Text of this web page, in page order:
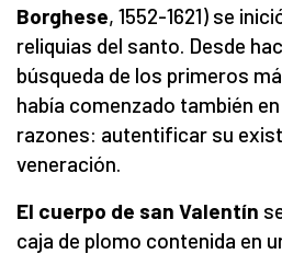
Borghese, 1552-1621) se
reliquias del santo. Desde
búsqueda de los primeros
había comenzado también
razones: autentificar su
veneración.
El cuerpo de san Valentín
caja de plomo contenida en